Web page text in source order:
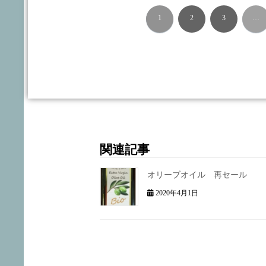
1 2 3 …
関連記事
オリーブオイル 再セール
2020年4月1日